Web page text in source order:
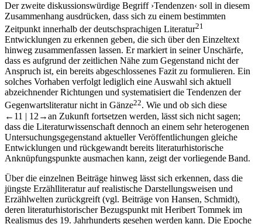
Der zweite diskussionswürdige Begriff ›Tendenzen‹ soll in diesem
Zusammenhang ausdrücken, dass sich zu einem bestimmten
Zeitpunkt innerhalb der deutschsprachigen Literatur21
Entwicklungen zu erkennen geben, die sich über den Einzeltext
hinweg zusammenfassen lassen. Er markiert in seiner Unschärfe,
dass es aufgrund der zeitlichen Nähe zum Gegenstand nicht der
Anspruch ist, ein bereits abgeschlossenes Fazit zu formulieren. Ein
solches Vorhaben verfolgt lediglich eine Auswahl sich aktuell
abzeichnender Richtungen und systematisiert die Tendenzen der
Gegenwartsliteratur nicht in Gänze22. Wie und ob sich diese
←11 | 12→an Zukunft fortsetzen werden, lässt sich nicht sagen;
dass die Literaturwissenschaft dennoch an einem sehr heterogenen
Untersuchungsgegenstand aktueller Veröffentlichungen gleiche
Entwicklungen und rückgewandt bereits literaturhistorische
Anknüpfungspunkte ausmachen kann, zeigt der vorliegende Band.
Über die einzelnen Beiträge hinweg lässt sich erkennen, dass die
jüngste Erzählliteratur auf realistische Darstellungsweisen und
Erzählwelten zurückgreift (vgl. Beiträge von Hansen, Schmidt),
deren literaturhistorischer Bezugspunkt mit Heribert Tommek im
Realismus des 19. Jahrhunderts gesehen werden kann. Die Epoche